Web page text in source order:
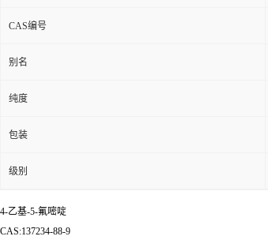
CAS编号
别名
纯度
包装
级别
4-乙基-5-氟嘧啶
CAS:137234-88-9